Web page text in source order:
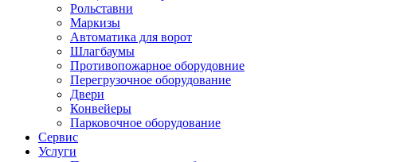
Рольставни
Маркизы
Автоматика для ворот
Шлагбаумы
Противопожарное оборудовние
Перегрузочное оборудование
Двери
Конвейеры
Парковочное оборудование
Сервис
Услуги